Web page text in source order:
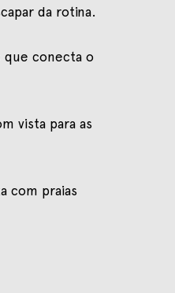
da rotina.
que conecta o
vista para as
com praias